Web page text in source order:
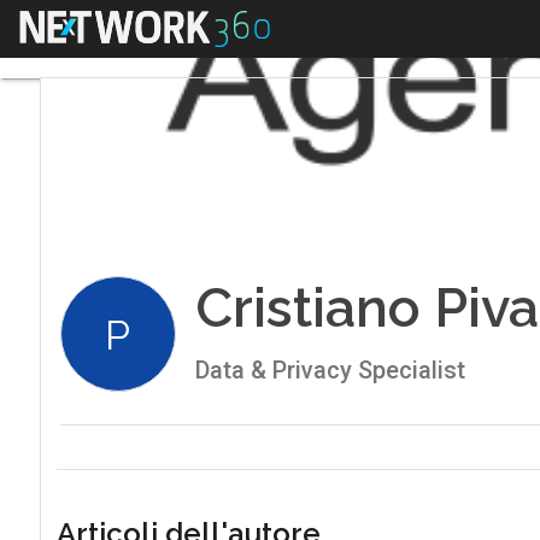
Menu
P Cristiano
Data & Privacy Specialist